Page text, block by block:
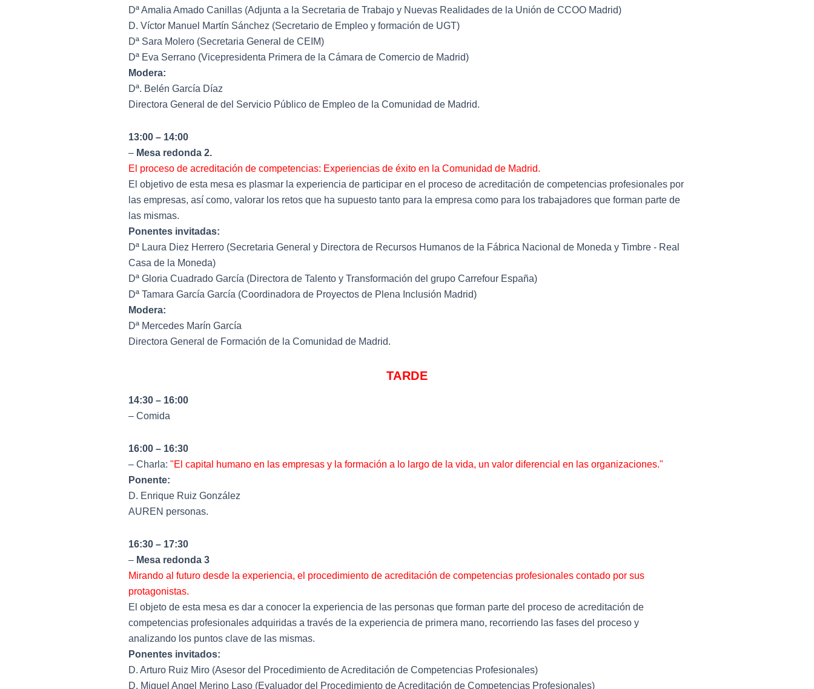
Dª Amalia Amado Canillas (Adjunta a la Secretaria de Trabajo y Nuevas Realidades de la Unión de CCOO Madrid)
D. Víctor Manuel Martín Sánchez (Secretario de Empleo y formación de UGT)
Dª Sara Molero (Secretaria General de CEIM)
Dª Eva Serrano (Vicepresidenta Primera de la Cámara de Comercio de Madrid)
Modera:
Dª. Belén García Díaz
Directora General de del Servicio Público de Empleo de la Comunidad de Madrid.
13:00 – 14:00
– Mesa redonda 2.
El proceso de acreditación de competencias: Experiencias de éxito en la Comunidad de Madrid.
El objetivo de esta mesa es plasmar la experiencia de participar en el proceso de acreditación de competencias profesionales por
las empresas, así como, valorar los retos que ha supuesto tanto para la empresa como para los trabajadores que forman parte de
las mismas.
Ponentes invitadas:
Dª Laura Diez Herrero (Secretaria General y Directora de Recursos Humanos de la Fábrica Nacional de Moneda y Timbre - Real
Casa de la Moneda)
Dª Gloria Cuadrado García (Directora de Talento y Transformación del grupo Carrefour España)
Dª Tamara García García (Coordinadora de Proyectos de Plena Inclusión Madrid)
Modera:
Dª Mercedes Marín García
Directora General de Formación de la Comunidad de Madrid.
TARDE
14:30 – 16:00
– Comida
16:00 – 16:30
– Charla: "El capital humano en las empresas y la formación a lo largo de la vida, un valor diferencial en las organizaciones."
Ponente:
D. Enrique Ruiz González
AUREN personas.
16:30 – 17:30
– Mesa redonda 3
Mirando al futuro desde la experiencia, el procedimiento de acreditación de competencias profesionales contado por sus
protagonistas.
El objeto de esta mesa es dar a conocer la experiencia de las personas que forman parte del proceso de acreditación de
competencias profesionales adquiridas a través de la experiencia de primera mano, recorriendo las fases del proceso y
analizando los puntos clave de las mismas.
Ponentes invitados:
D. Arturo Ruiz Miro (Asesor del Procedimiento de Acreditación de Competencias Profesionales)
D. Miguel Angel Merino Laso (Evaluador del Procedimiento de Acreditación de Competencias Profesionales)